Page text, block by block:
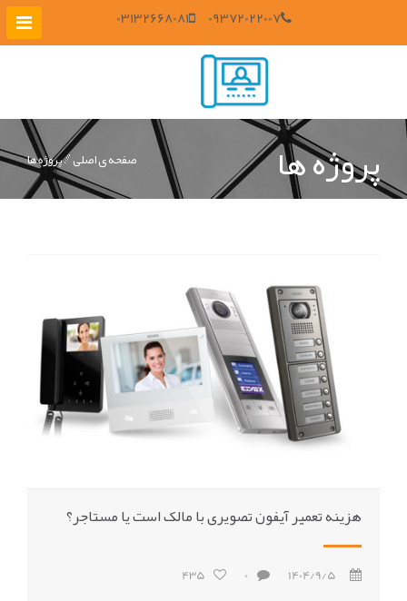
03132668081 09372022007
پروژه ها صفحه ی اصلی پروژه ها
هزینه تعمیر آیفون تصویری با مالک است یا مستاجر؟
1404/9/5